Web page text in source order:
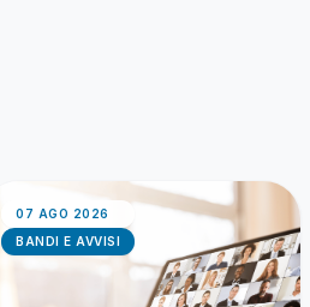
07 AGO 2026
BANDI E AVVISI